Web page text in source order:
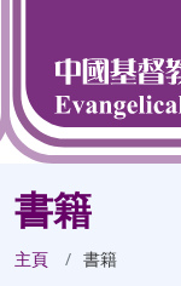
書籍
主頁 書籍